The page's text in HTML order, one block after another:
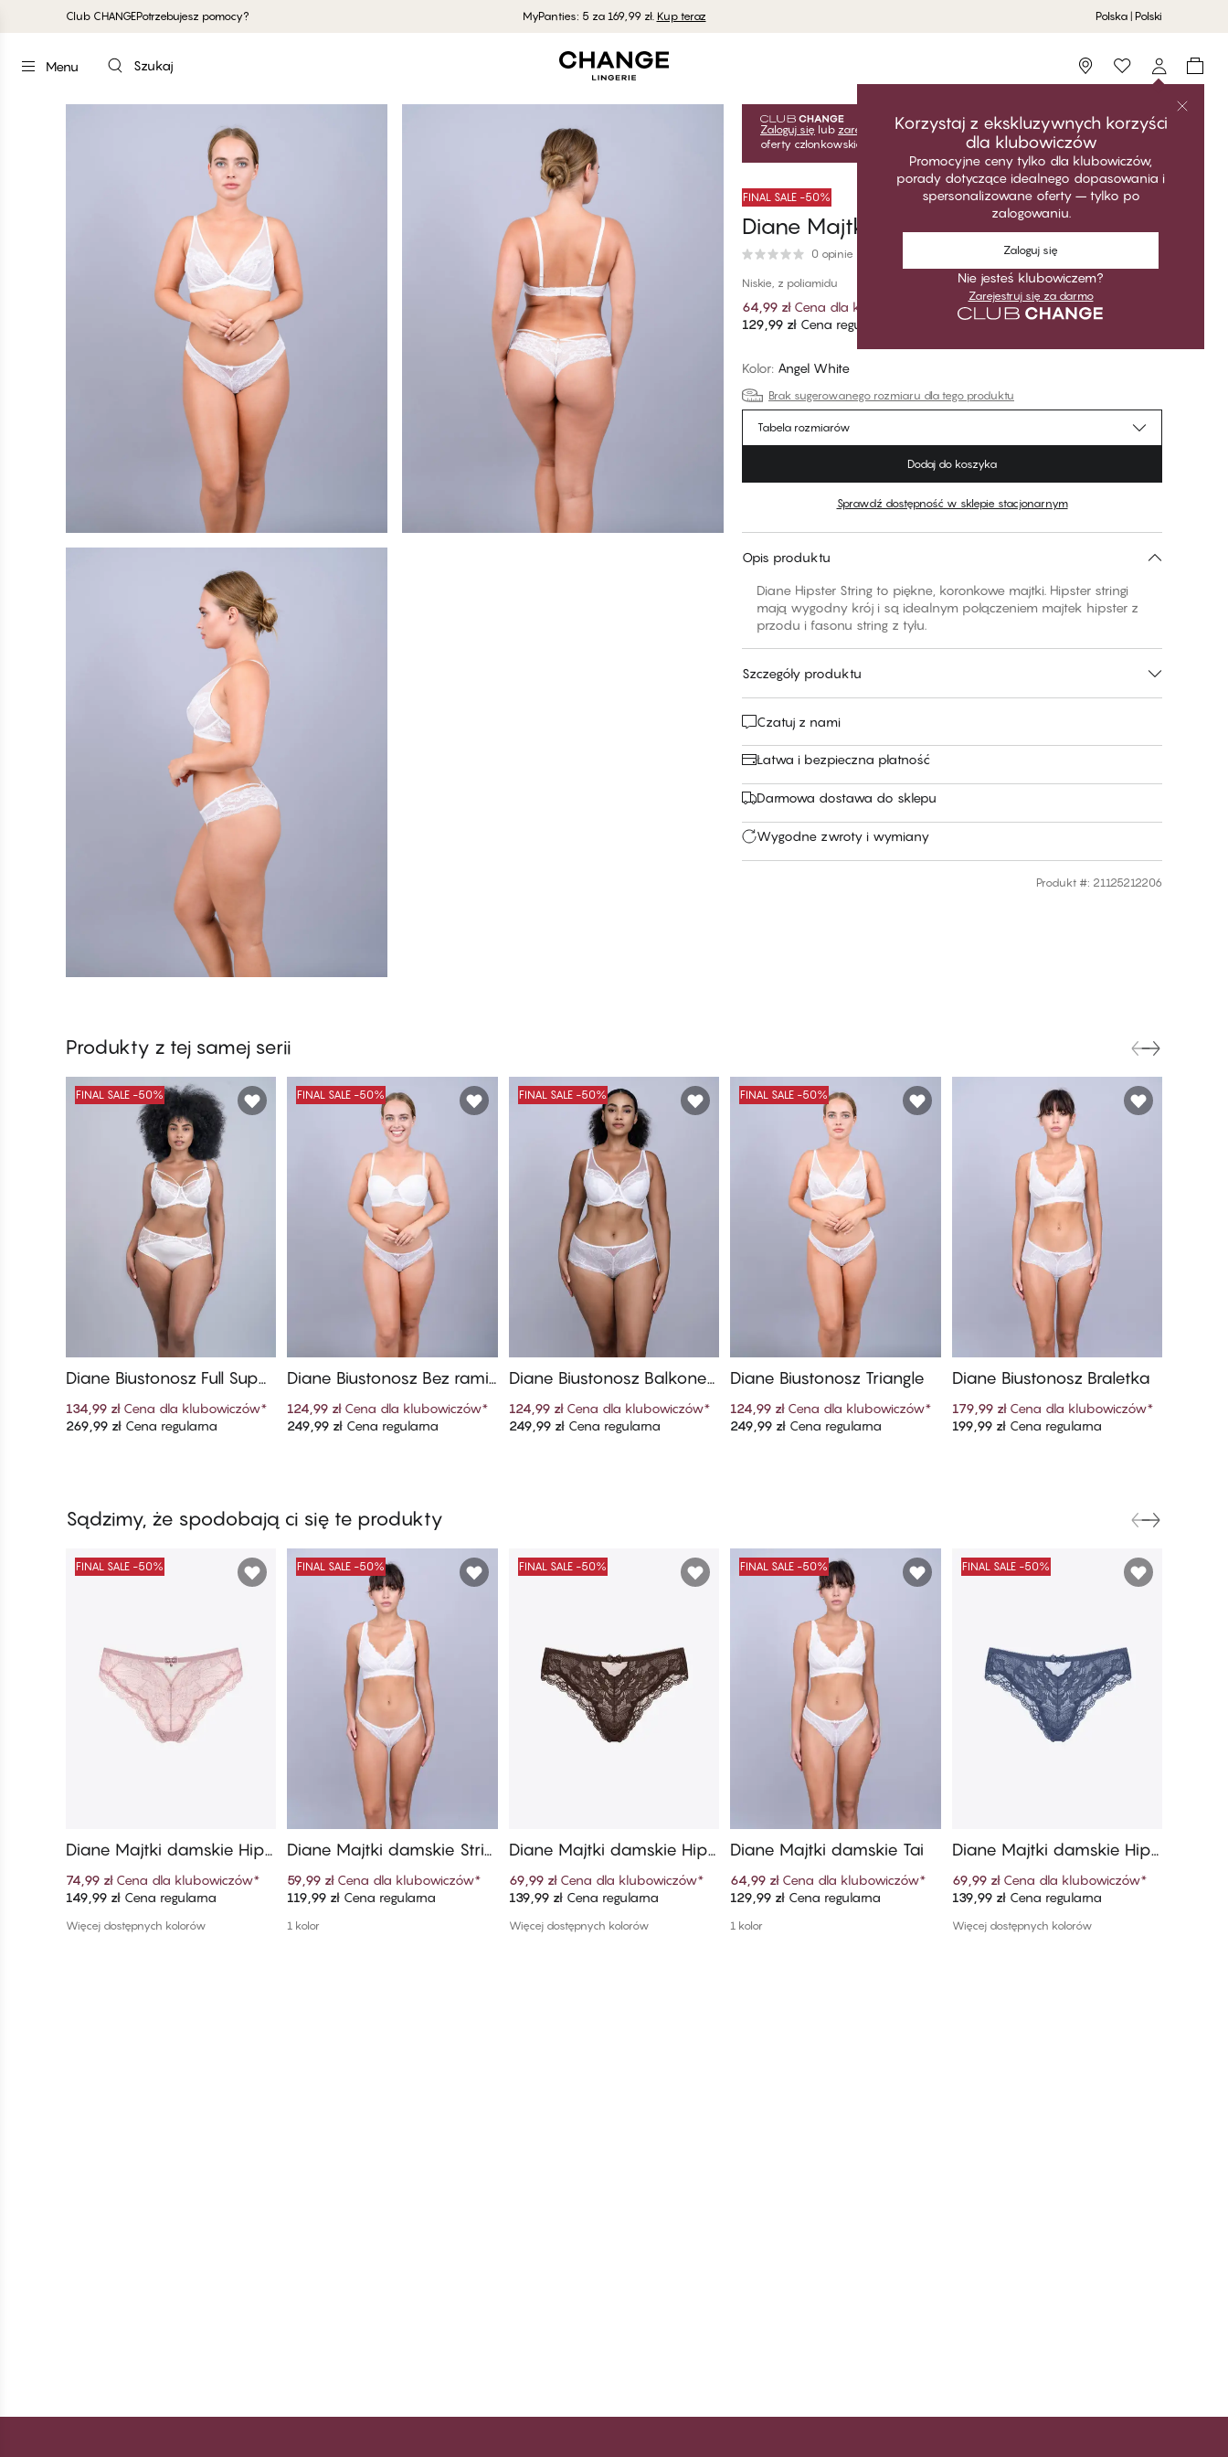
Club CHANGEPotrzebujesz pomocy? MyPanties: 5 za 169,99 zł. Kup teraz Polska | Polski
Menu Szukaj Storefinder
Korzystaj z ekskluzywnych korzyści
dla klubowiczów
Promocyjne ceny tylko dla klubowiczów,
porady dotyczące idealnego dopasowania i
spersonalizowane oferty – tylko po
zalogowaniu.
Zaloguj się
Nie jesteś klubowiczem?
Zarejestruj się za darmo
Zaloguj się lub zarejestruj się za darmo, aby odblokować ekskluzywne
oferty członkowskie! Ceny klubowe są aktywne tylko po zalogowaniu.
FINAL SALE -50%
Diane Majtki damskie Hipster String
0 opinie
Niskie, z poliamidu
64,99 zł Cena dla klubowiczów
129,99 zł Cena regularna
Kolor: Angel White
Brak sugerowanego rozmiaru dla tego produktu
Tabela rozmiarów
Dodaj do koszyka
Sprawdź dostępność w sklepie stacjonarnym
Opis produktu
Diane Hipster String to piękne, koronkowe majtki. Hipster stringi
mają wygodny krój i są idealnym połączeniem majtek hipster z
przodu i fasonu string z tyłu.
Szczegóły produktu
Czatuj z nami
Łatwa i bezpieczna płatność
Darmowa dostawa do sklepu
Wygodne zwroty i wymiany
Produkt #: 21125212206
Produkty z tej samej serii
Dodaj do koszyka
FINAL SALE -50%
Diane Biustonosz Full Supp
134,99 zł Cena dla klubowiczów*
269,99 zł Cena regularna Dodaj do koszyka
FINAL SALE -50%
Diane Biustonosz Bez rami
124,99 zł Cena dla klubowiczów*
249,99 zł Cena regularna Dodaj do koszyka
FINAL SALE -50%
Diane Biustonosz Balkonet
124,99 zł Cena dla klubowiczów*
249,99 złCena regularna Dodaj do koszyka
FINAL SALE -50%
Diane Biustonosz Triangle
124,99 zł Cena dla klubowiczów*
249,99 zł Cena regularna Dodaj do koszyka
Diane Biustonosz Braletka
179,99 zł Cena dla klubowiczów*
199,99 złCena regularna
Sądzimy, że spodobają ci się te produkty
Dodaj do koszyka
FINAL SALE -50%
Diane Majtki damskie Hipst
74,99 zł Cena dla klubowiczów*
149,99 zł Cena regularna
Więcej dostępnych kolorów
Dodaj do koszyka
FINAL SALE -50%
Diane Majtki damskie Strin
59,99 zł Cena dla klubowiczów*
119,99 zł Cena regularna
1 kolor
Dodaj do koszyka
FINAL SALE -50%
Diane Majtki damskie Hipst
69,99 zł Cena dla klubowiczów*
139,99 złCena regularna
Więcej dostępnych kolorów
Dodaj do koszyka
FINAL SALE -50%
Diane Majtki damskie Tai
64,99 zł Cena dla klubowiczów*
129,99 zł Cena regularna
1 kolor
Dodaj do koszyka
FINAL SALE -50%
Diane Majtki damskie Hipst
69,99 zł Cena dla klubowiczów*
139,99 złCena regularna
Więcej dostępnych kolorów